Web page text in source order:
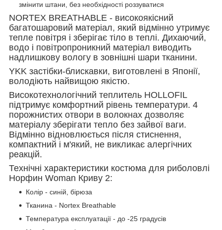
змінити штани, без необхідності роззуватися
NORTEX BREATHABLE - високоякісний
багатошаровий матеріал, який відмінно утримує
тепле повітря і зберігає тіло в теплі. Дихаючий,
водо і повітропроникний матеріал виводить
надлишкову вологу в зовнішні шари тканини.
YKK застібки-блискавки, виготовлені в Японії,
володіють найвищою якістю.
Високотехнологічний теплитель HOLLOFIL
підтримує комфортний рівень температури. 4
порожнистих отвори в волокнах дозволяє
матеріалу зберігати тепло без зайвої ваги.
Відмінно відновлюється після стиснення,
компактний і м'який, не викликає алергічних
реакцій.
Технічні характеристики костюма для риболовлі
Норфин Woman Криву 2:
Колір - синій, бірюза
Тканина - Nortex Breathable
Температура експлуатації - до -25 градусів